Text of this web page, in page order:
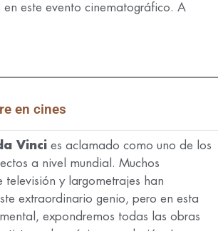
este evento cinematográfico. A
en cines
Vinci es aclamado como uno de los
a nivel mundial. Muchos
televisión y largometrajes han
extraordinario genio, pero en esta
expondremos todas las obras